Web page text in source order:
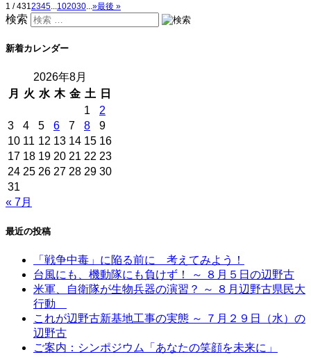
1 / 431 2345 102030 »最後 »
検索
新着カレンダー
2026年8月
月
火 水 木 金 土
日
1
2
3
4 5 6 7 8
9
10 11 12 13 14 15 16
17 18 19 20 21 22 23
24 25 26 27 28 29 30
31
« 7月
最近の投稿
「戦争中毒」に陥る前に 考えてみよう！
台風にも、機動隊にも負けず！ ～ ８月５日の辺野古
米軍、自衛隊が生物兵器の演習？ ～ ８月辺野古県民大
行動
これが辺野古新基地工事の実態 ～ ７月２９日（水）の
辺野古
ご案内：シンポジウム「あなたの笑顔を未来に」